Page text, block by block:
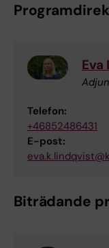
Telefon:
+46852486431
E-post:
Biträdande